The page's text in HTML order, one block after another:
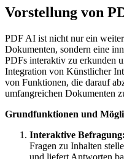
Vorstellung von
PDF AI ist nicht nur ein
Dokumenten, sondern eine
PDFs interaktiv zu erkunden
Integration von Künstlicher
von Funktionen, die darauf
umfangreichen Dokumenten
Grundfunktionen und
Interaktive Befragung:
Fragen zu Inhalten
und liefert Antworten